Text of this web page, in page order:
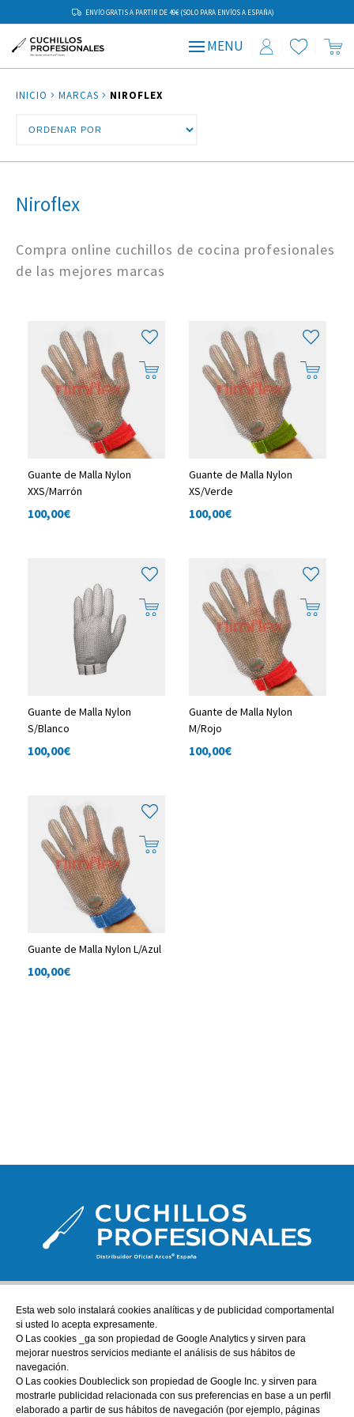
ENVÍO GRATIS A PARTIR DE 49€ (SOLO PARA ENVÍOS A ESPAÑA)
MENU
INICIO MARCAS NIROFLEX
Niroflex
Compra online cuchillos de cocina profesionales
de las mejores marcas
Guante de Malla Nylon
XXS/Marrón
100,00€
Guante de Malla Nylon
XS/Verde
100,00€
Guante de Malla Nylon
S/Blanco
100,00€
Guante de Malla Nylon
M/Rojo
100,00€
Guante de Malla Nylon L/Azul
100,00€
ATENCIÓN AL CLIENTE
tienda@cuchillos-profesionales.com
972555255
AYUDA
Esta web solo instalará cookies analíticas y de publicidad comportamental
si usted lo acepta expresamente.
O Las cookies _ga son propiedad de Google Analytics y sirven para
mejorar nuestros servicios mediante el análisis de sus hábitos de
navegación.
O Las cookies Doubleclick son propiedad de Google Inc. y sirven para
mostrarle publicidad relacionada con sus preferencias en base a un perfil
elaborado a partir de sus hábitos de navegación (por ejemplo, páginas